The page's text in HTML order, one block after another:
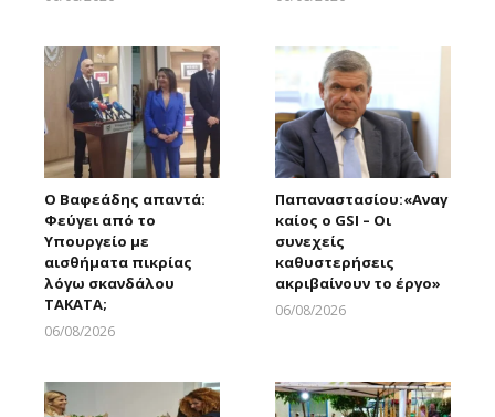
Ο Βαφεάδης απαντά:
Φεύγει από το
Υπουργείο με
αισθήματα πικρίας
λόγω σκανδάλου
ΤΑΚΑΤΑ;
06/08/2026
Παπαναστασίου:«Αναγ
καίος ο GSI – Οι
συνεχείς
καθυστερήσεις
ακριβαίνουν το έργο»
06/08/2026